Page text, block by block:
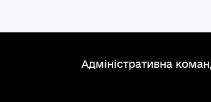
Адміністративна